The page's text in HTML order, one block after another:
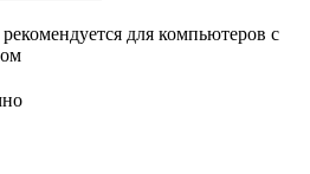
для компьютеров с